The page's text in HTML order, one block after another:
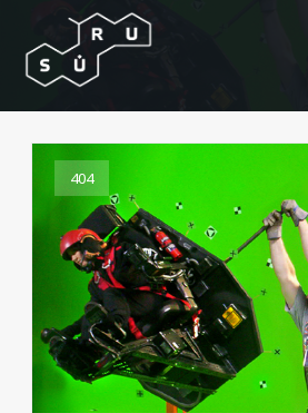
adobe after
404